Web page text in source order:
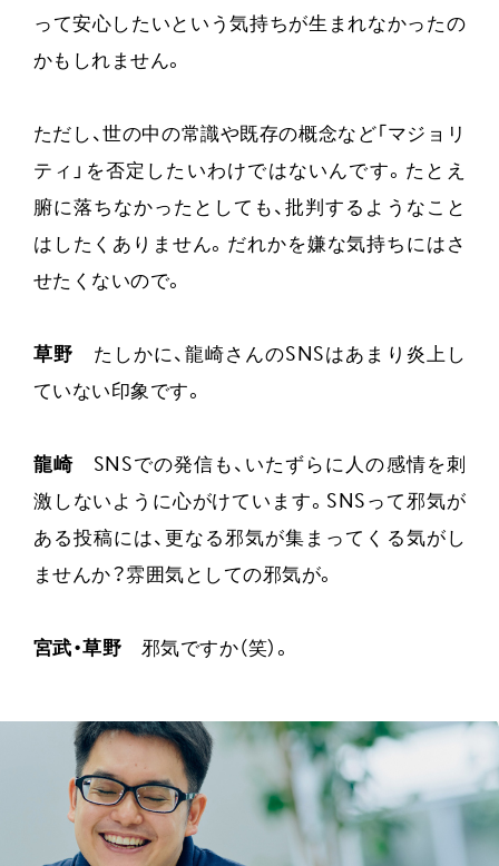
って安心したいという気持ちが生まれなかったの
かもしれません。
ただし、世の中の常識や既存の概念など「マジョリ
ティ」を否定したいわけではないんです。たとえ
腑に落ちなかったとしても、批判するようなこと
はしたくありません。だれかを嫌な気持ちにはさ
せたくないので。
草野 たしかに、龍崎さんのSNSはあまり炎上し
ていない印象です。
龍崎SNSでの発信も、いたずらに人の感情を刺
激しないように心がけています。SNSって邪気が
ある投稿には、更なる邪気が集まってくる気がし
ませんか？雰囲気としての邪気が。
宮武・草野 邪気ですか（笑）。